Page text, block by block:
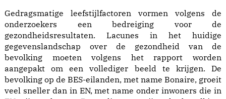
Gedragsmatige leefstijlfactoren vormen volgens de
onderzoekers een bedreiging voor de
gezondheidsresultaten. Lacunes in het huidige
gegevenslandschap over de gezondheid van de
bevolking moeten volgens het rapport worden
aangepakt om een vollediger beeld te krijgen. De
bevolking op de BES-eilanden, met name Bonaire, groeit
veel sneller dan in EN, met name onder inwoners die in